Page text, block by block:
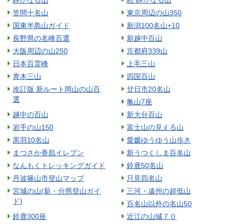
笠間十名山
東京周辺の山350
国東半島山ガイド
新潟100名山+10
長野県の名峰百選
新越中百山
大阪周辺の山250
京都府339山
日本百霊峰
上毛三山
青木三山
四国百山
改訂版 新ルート岡山の山百
選
廿日市20名山
亀山7座
越中の百山
新大分百山
岩手の山150
富士山の見える山
黒羽10名山
愛媛ゆうゆう山歩き
まつさか香肌イレブン
新うつくしま百名山
なんもくトレッキングガイド
鈴鹿50名山
丹波篠山市登山マップ
只見四名山
宮城の山(新・分県登山ガイ
ド)
三河・遠州の超低山
百名山以外の名山50
鈴鹿300座
近江の山城７０